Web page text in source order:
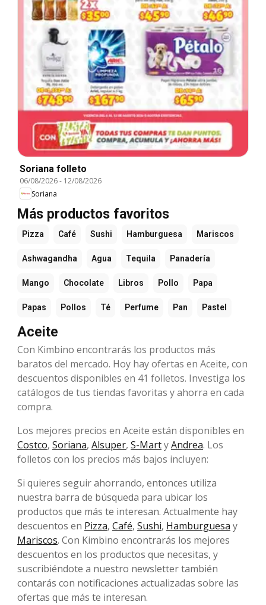
Soriana folleto
06/08/2026- 12/08/2026
Soriana
Más productos favoritos
Pizza Café Sushi Hamburguesa Mariscos
Ashwagandha Agua Tequila Panadería
Mango Chocolate Libros Pollo Papa
Papas Pollos Té Perfume Pan Pastel
Aceite
Con Kimbino encontrarás los productos más
baratos del mercado. Hoy hay ofertas en Aceite, con
descuentos disponibles en 41 folletos. Investiga los
catálogos de tus tiendas favoritas y ahorra en cada
compra.
Los mejores precios en Aceite están disponibles en
Costco, Soriana, Alsuper, S-MartyAndrea. Los
folletos con los precios más bajos incluyen:
Si quieres seguir ahorrando, entonces utiliza
nuestra barra de búsqueda para ubicar los
productos que más te interesan. Actualmente hay
descuentos en Pizza, Café, Sushi, Hamburguesa y
Mariscos. Con Kimbino encontrarás los mejores
descuentos en los productos que necesitas, y
suscribiéndote a nuestro newsletter también
contarás con notificaciones actualizadas sobre las
ofertas que más te interesan.